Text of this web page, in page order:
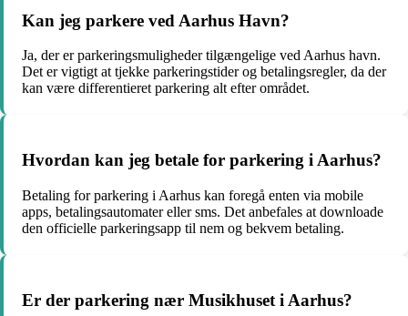
Kan jeg parkere ved Aarhus Havn?
Ja, der er parkeringsmuligheder tilgængelige ved Aarhus havn.
Det er vigtigt at tjekke parkeringstider og betalingsregler, da der
kan være differentieret parkering alt efter området.
Hvordan kan jeg betale for parkering i Aarhus?
Betaling for parkering i Aarhus kan foregå enten via mobile
apps, betalingsautomater eller sms. Det anbefales at downloade
den officielle parkeringsapp til nem og bekvem betaling.
Er der parkering nær Musikhuset i Aarhus?